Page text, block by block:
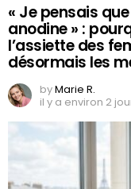
« Je pensais
anodine » :
l’assiette des
désormais les
byMarie R.
il y a environ 2